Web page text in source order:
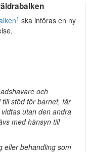
1 ska införas en ny
och
stöd för barnet, får
utan den andra
med hänsyn till
eller behandling som